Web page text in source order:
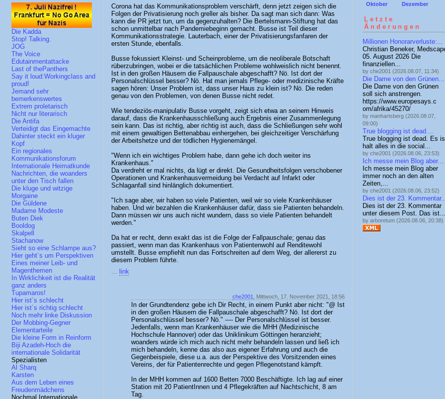
Die Kadda
Stop! Talking.
JOG
The Voice
Edutainmentattacke
Last of thePanthers
Say it loud:Workingclass and
proud!
Jemand sehr
bemerkenswertes
Extrem proletarisch
Nicht nur literarisch
Die Antifa
Verteidigt das Eingemachte
Dahinter steckt ein kluger
Kopf
Ein regionales
Kommunikationsforum
Internationale Heimatkunde
Nachrichten, die woanders
unter den Tisch fallen
Die kluge und witzige
Morgaine
Die Güldene
Madame Modeste
Buten Diek
Booldog
Skalpell
Stachanow
Sieht so eine Schlampe aus?
Hier geht´s um Perspektiven
Eines meiner Leib- und
Magenthemen
In Wirklichkeit ist die Realität
ganz anders
Tupamaros!
Hier ist´s schlecht
Hier ist´s richtig schlecht
Noch mehr linke Diskussion
Der Mobbing-Gegner
Elementarteile
Die kleine Form in Reinform
Biji Azadeh-Hoch die
internationale Solidarität
Spezialisten
Al Sharq
Karsten
Aus dem Leben eines
Freudenmädchens
Nochmal Internationale
Corona hat das Kommunikationsproblem verschärft, denn jetzt zeigen sich die
Folgen der Privatisierung noch greller als bisher. Da sagt man sich dann: Was
kann die PR jetzt tun, um da gegenzuhalten? Die Bertelsmann-Stiftung hat das
schon unmittelbar nach Pandemiebeginn gemacht. Busse ist Teil dieser
Kommunikationsstrategie. Lauterbach, einer der Privatisierungsfanfaren der
ersten Stunde, ebenfalls.
Busse fokussiert Kleinst- und Scheinprobleme, um die neoliberale Botschaft
rüberzubringen, wobei er die tatsächlichen Probleme wohlweislich nicht benennt.
Ist in den großen Häusern die Fallpauschale abgeschafft? Nö. Ist dort der
Personalschlüssel besser? Nö. Hat man jemals Pflege- oder medizinische Kräfte
sagen hören: Unser Problem ist, dass unser Haus zu klein ist? Nö. Die reden
genau von den Problemen, von denen Busse nicht redet.
Wie tendeziös-manipulativ Busse vorgeht, zeigt sich etwa an seinem Hinweis
darauf, dass die Krankenhausschließung auch Ergebnis einer Zusammenlegung
sein kann. Das ist richtig, aber richtig ist auch, dass die Schließungen sehr wohl
mit einem gewaltigen Bettenabbau einhergehen, bei gleichzeitiger Verschärfung
der Arbeitshetze und der tödlichen Hygienemängel.
"Wenn ich ein wichtiges Problem habe, dann gehe ich doch weiter ins
Krankenhaus."
Da verdreht er mal nichts, da lügt er direkt. Die Gesundheitsfolgen verschobener
Operationen und Krankenhausvermeidung bei Verdacht auf Infarkt oder
Schlaganfall sind hinlänglich dokumentiert.
"Ich sage aber, wir haben so viele Patienten, weil wir so viele Krankenhäuser
haben. Und wir bezahlen die Krankenhäuser dafür, dass sie Patienten behandeln.
Dann müssen wir uns auch nicht wundern, dass so viele Patienten behandelt
werden."
Da hat er recht, denn exakt das ist die Folge der Fallpauschale; genau das
passiert, wenn man das Krankenhaus von Patientenwohl auf Renditewohl
umstellt. Busse empfiehlt nun das Fortschreiten auf dem Weg, der allererst zu
diesem Problem führte.
... link
che2001 , Mittwoch, 17. November 2021, 18:56
In der Grundtendenz gebe ich Dir Recht, in einem Punkt aber nicht: "@ Ist
in den großen Häusern die Fallpauschale abgeschafft? Nö. Ist dort der
Personalschlüssel besser? Nö." ---- Der Personalschlüssel ist besser.
Jedenfalls, wenn man Krankenhäuser wie die MHH (Medizinische
Hochschule Hannover) oder das Uniklinikum Göttingen heranzieht;
woanders würde ich mich auch nicht mehr behandeln lassen und ließ ich
mich behandeln, kenne das also aus eigener Erfahrung und auch die
Gegenbeispiele, diese u.a. aus der Perspektive des Vorsitzenden eines
Vereins, der für Patientenrechte und gegen Pflegenotstand kämpft.
In der MHH kommen auf 1600 Betten 7000 Beschäftigte. Ich lag auf einer
Station mit 20 PatientInnen und 4 Pflegekräften auf Nachtschicht, 8 am
Tag.
Oktober
Dezember
Letzte
Änderungen
Millionen Honorarverluste:...
Christian Beneker,
05. August 2026 Die
finanziellen...
by che2001 (2026.08.07, 11:34)
Die Dame von den Grünen...
Die Dame von den Grünen
soll sich anstrengen.
https://www.europesays.c
om/afrika/45270/
by manhartsberg (2026.08.07,
09:00)
True blogging ist dead....
True blogging ist dead. Es
halt alles in die social...
by che2001 (2026.08.06, 23:53)
Ich messe mein Blog aber...
Ich messe mein Blog aber
immer noch an den alten
Zeiten,...
by che2001 (2026.08.06, 23:52)
Dies ist der 23.
Dies ist der 23. Kommentar
unter diesem Post. Das ist...
by arboretum (2026.08.06, 20:38)